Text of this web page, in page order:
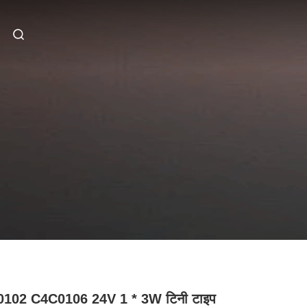
C4C0106 24V 1 * 3W टिनी टाइप